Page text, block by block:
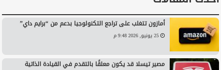
أمازون تتغلب على تراجع التكنولوجيا بدعم من “برايم داي”
25 يونيو, 2026 9:48 م
مصير تيسلا قد يكون معلقًا بالتقدم في القيادة الذاتية